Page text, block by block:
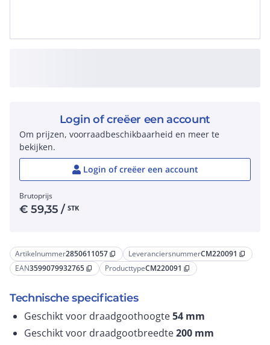
Artikelnummer2850611057 content_copy LeveranciersnummerCM220091 content_copy
EAN3599079932765 content_copy ProducttypeCM220091 content_copy
Technische specificaties
Geschikt voor draadgoothoogte54 mm
Geschikt voor draadgootbreedte200 mm
Login of creëer een account
Om prijzen, voorraadbeschikbaarheid en meer te
bekijken.
Login of creëer een account
Brutoprijs
€59,35 / STK